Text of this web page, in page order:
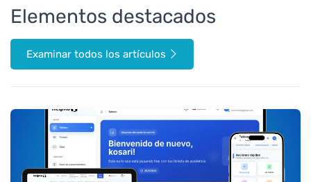
Elementos destacados
Examinar todos los artículos